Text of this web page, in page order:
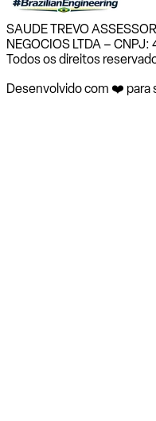
SAUDE TREVO
NEGOCIOS LTDA –
Todos os direitos
Desenvolvido com ❤️ para